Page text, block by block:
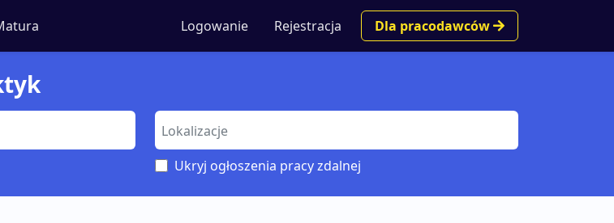
Logowanie Rejestracja Dla pracodawców
Ukryj ogłoszenia pracy zdalnej